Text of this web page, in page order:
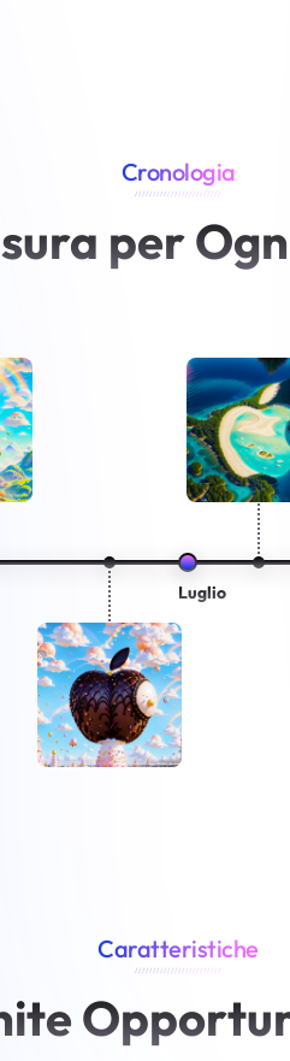
Cronologia
////////////////////////
per
Luglio
Caratteristiche
////////////////////////